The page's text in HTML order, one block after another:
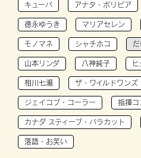
キューバ アナタ・ボリビア
徳永ゆうき マリアセレン
モノマネ シャチホコ
山本リンダ 八神純子 ヒ
相川七瀬 ザ・ワイルドワンズ
ジェイコブ・コーラー 指揮
カナダ スティーブ・バラカット
落語・お笑い